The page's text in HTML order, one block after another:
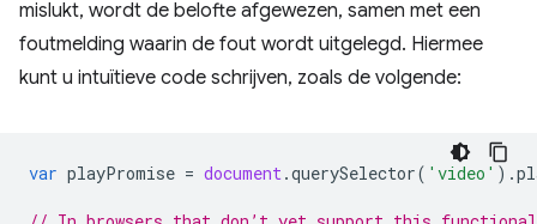
mislukt, wordt de belofte afgewezen, samen met een
foutmelding waarin de fout wordt uitgelegd. Hiermee
kunt u intuïtieve code schrijven, zoals de volgende:
var playPromise = document.querySelector( 'video' ).